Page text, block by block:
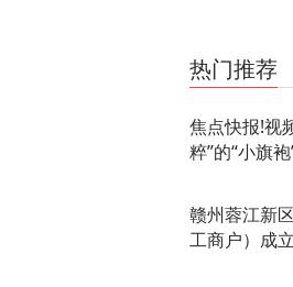
热门推荐
焦点快报!视
粹”的“小旗
赣州蓉江新
工商户）成